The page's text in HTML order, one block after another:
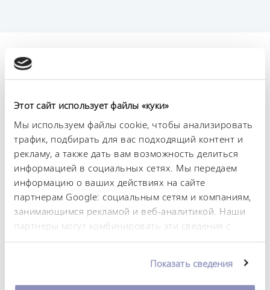
Этот сайт использует файлы «куки»
Мы используем файлы cookie, чтобы анализировать
трафик, подбирать для вас подходящий контент и
рекламу, а также дать вам возможность делиться
информацией в социальных сетях. Мы передаем
информацию о ваших действиях на сайте
партнерам Google: социальным сетям и компаниям,
занимающимся рекламой и веб-аналитикой. Наши
партнеры могут комбинировать эти сведения с
предоставленной вами информацией, а также
использовании вами их сервисов. Вы можете
изменить или отозвать свое согласие в любое
Показать сведения
Технические
характеристики (согл.
DIN 12876)
Диапазон рабочих температур
28 ... 70 °C
Диапазон рабочих температур с водяным
охлаждением
20 ... 70 °C
Диапазон температуры окружающей среды
10 ... 30 °C